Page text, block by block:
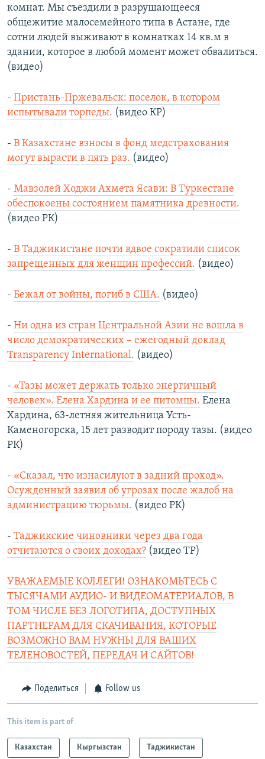
комнат. Мы съездили в разрушающееся
общежитие малосемейного типа в Астане, где
сотни людей выживают в комнатках 14 кв.м в
здании, которое в любой момент может обвалиться.
(видео)
- Пристань-Пржевальск: поселок, в котором
испытывали торпеды. (видео КР)
- В Казахстане взносы в фонд медстрахования
могут вырасти в пять раз. (видео)
- Мавзолей Ходжи Ахмета Ясави: В Туркестане
обеспокоены состоянием памятника древности.
(видео РК)
- В Таджикистане почти вдвое сократили список
запрещенных для женщин профессий. (видео)
- Бежал от войны, погиб в США. (видео)
- Ни одна из стран Центральной Азии не вошла в
число демократических – ежегодный доклад
Transparency International. (видео)
- «Тазы может держать только энергичный
человек». Елена Хардина и ее питомцы. Елена
Хардина, 63-летняя жительница Усть-
Каменогорска, 15 лет разводит породу тазы. (видео
РК)
- «Сказал, что изнасилуют в задний проход».
Осужденный заявил об угрозах после жалоб на
администрацию тюрьмы. (видео РК)
- Таджикские чиновники через два года
отчитаются о своих доходах? (видео ТР)
УВАЖАЕМЫЕ КОЛЛЕГИ! ОЗНАКОМЬТЕСЬ С
ТЫСЯЧАМИ АУДИО- И ВИДЕОМАТЕРИАЛОВ, В
ТОМ ЧИСЛЕ БЕЗ ЛОГОТИПА, ДОСТУПНЫХ
ПАРТНЕРАМ ДЛЯ СКАЧИВАНИЯ, КОТОРЫЕ
ВОЗМОЖНО ВАМ НУЖНЫ ДЛЯ ВАШИХ
ТЕЛЕНОВОСТЕЙ, ПЕРЕДАЧ И САЙТОВ!
Поделиться Follow us
This item is part of
Казахстан Кыргызстан Таджикистан